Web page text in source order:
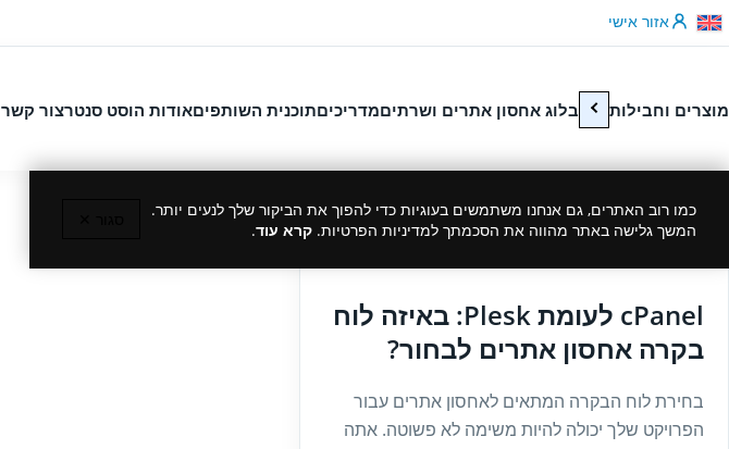
דלג לתוכןאזור אישי
מוצרים וחבילות בלוג אחסון אתרים ושרתיםמדריכיםתוכנית השותפיםאודות הוסט סנטרצור קשר
כמו רוב האתרים, גם אנחנו משתמשים בעוגיות כדי להפוך את הביקור שלך לנעים יותר.
המשך גלישה באתר מהווה את הסכמתך למדיניות הפרטיות. קרא עוד.
cPanel לעומת Plesk: באיזה לוח
בקרה אחסון אתרים לבחור?
בחירת לוח הבקרה המתאים לאחסון אתרים עבור
הפרויקט שלך יכולה להיות משימה לא פשוטה. אתה